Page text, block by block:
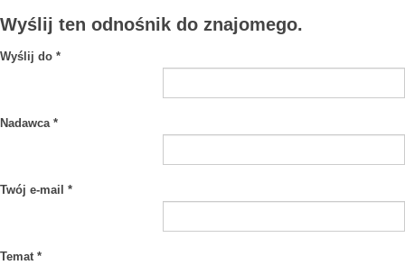
Wyślij ten odnośnik do znajomego.
Wyślij do *
Nadawca*
Twój e-mail *
Temat*